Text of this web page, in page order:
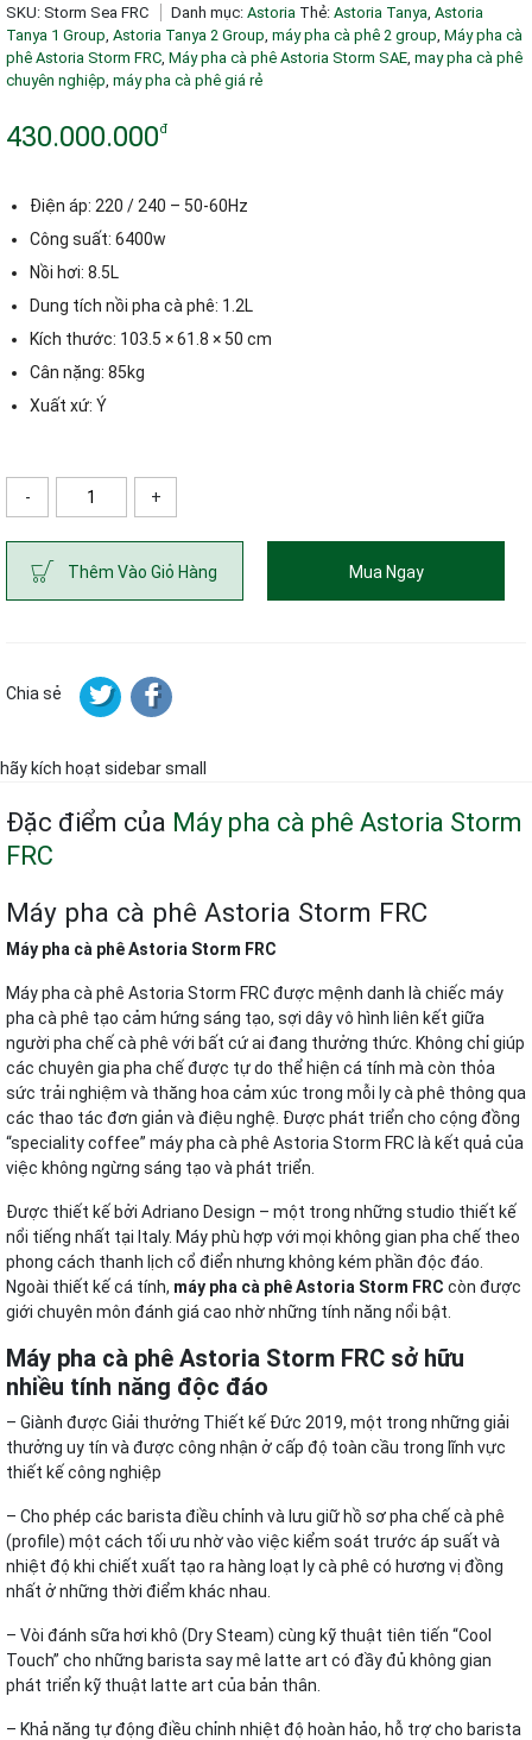
SKU: Storm Sea FRC Danh mục: Astoria Thẻ: Astoria Tanya, Astoria
Tanya 1 Group, Astoria Tanya 2 Group, máy pha cà phê 2 group, Máy pha cà
phê Astoria Storm FRC, Máy pha cà phê Astoria Storm SAE, may pha cà phê
chuyên nghiệp, máy pha cà phê giá rẻ
430.000.000đ
Điện áp: 220 / 240 – 50-60Hz
Công suất: 6400w
Nồi hơi: 8.5L
Dung tích nồi pha cà phê: 1.2L
Kích thước: 103.5 × 61.8 × 50 cm
Cân nặng: 85kg
Xuất xứ: Ý
- +
Thêm Vào Giỏ Hàng Mua Ngay
Chia sẻ
hãy kích hoạt sidebar small
Đặc điểm của Máy pha cà phê Astoria Storm
FRC
Máy pha cà phê Astoria Storm FRC
Máy pha cà phê Astoria Storm FRC
Máy pha cà phê Astoria Storm FRC được mệnh danh là chiếc máy
pha cà phê tạo cảm hứng sáng tạo, sợi dây vô hình liên kết giữa
người pha chế cà phê với bất cứ ai đang thưởng thức. Không chỉ giúp
các chuyên gia pha chế được tự do thể hiện cá tính mà còn thỏa
sức trải nghiệm và thăng hoa cảm xúc trong mỗi ly cà phê thông qua
các thao tác đơn giản và điệu nghệ. Được phát triển cho cộng đồng
“speciality coffee” máy pha cà phê Astoria Storm FRC là kết quả của
việc không ngừng sáng tạo và phát triển.
Được thiết kế bởi Adriano Design – một trong những studio thiết kế
nổi tiếng nhất tại Italy. Máy phù hợp với mọi không gian pha chế theo
phong cách thanh lịch cổ điển nhưng không kém phần độc đáo.
Ngoài thiết kế cá tính, máy pha cà phê Astoria Storm FRC còn được
giới chuyên môn đánh giá cao nhờ những tính năng nổi bật.
Máy pha cà phê Astoria Storm FRC sở hữu
nhiều tính năng độc đáo
– Giành được Giải thưởng Thiết kế Đức 2019, một trong những giải
thưởng uy tín và được công nhận ở cấp độ toàn cầu trong lĩnh vực
thiết kế công nghiệp
– Cho phép các barista điều chỉnh và lưu giữ hồ sơ pha chế cà phê
(profile) một cách tối ưu nhờ vào việc kiểm soát trước áp suất và
nhiệt độ khi chiết xuất tạo ra hàng loạt ly cà phê có hương vị đồng
nhất ở những thời điểm khác nhau.
– Vòi đánh sữa hơi khô (Dry Steam) cùng kỹ thuật tiên tiến “Cool
Touch” cho những barista say mê latte art có đầy đủ không gian
phát triển kỹ thuật latte art của bản thân.
– Khả năng tự động điều chỉnh nhiệt độ hoàn hảo, hỗ trợ cho barista